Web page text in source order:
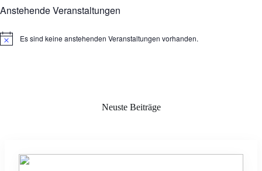
Anstehende Veranstaltungen
H
Es sind keine anstehenden Veranstaltungen vorhanden.
Neuste Beiträge